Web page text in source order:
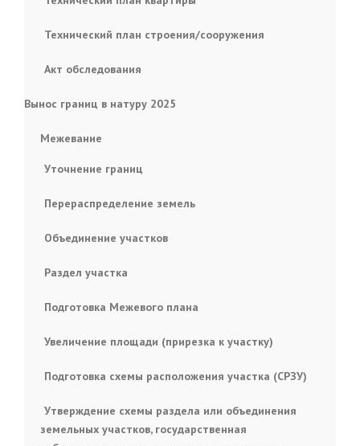
Технический план строения/сооружения
Акт обследования
Вынос границ в натуру 2025
Межевание
Уточнение границ
Перераспределение земель
Объединение участков
Раздел участка
Подготовка Межевого плана
Увеличение площади (прирезка к участку)
Подготовка схемы расположения участка (СРЗУ)
Утверждение схемы раздела или объединения
земельных участков, государственная